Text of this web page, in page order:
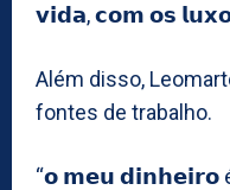
𝘃𝗶𝗱𝗮, 𝗰𝗼𝗺 𝗼𝘀
Além disso,
fontes de trabalho.
“𝗼 𝗺𝗲𝘂 𝗱𝗶𝗻𝗵𝗲𝗶𝗿𝗼